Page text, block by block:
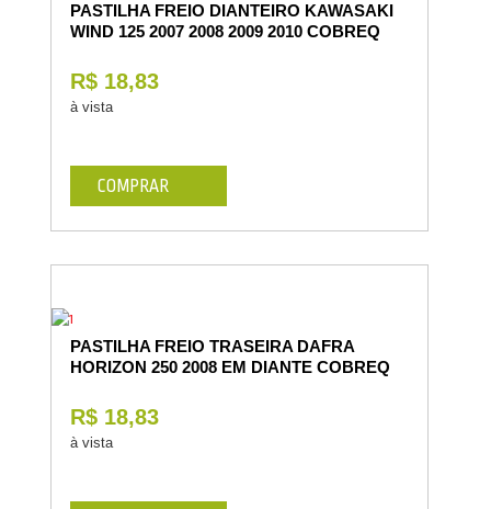
PASTILHA FREIO DIANTEIRO KAWASAKI
WIND 125 2007 2008 2009 2010 COBREQ
R$ 18,83
à vista
COMPRAR
PASTILHA FREIO TRASEIRA DAFRA
HORIZON 250 2008 EM DIANTE COBREQ
R$ 18,83
à vista